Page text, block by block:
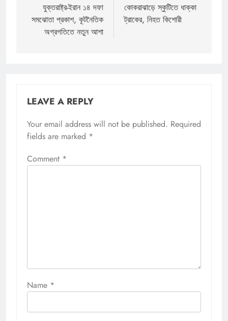
navigation
যুক্তরাষ্ট্র-ইরান ১৪ দফা
সমঝোতা প্রকাশ, কূটনৈতিক
অগ্রগতিতে নতুন আশা
কোকরাঝাড়ে স্কুটিতে ধাক্কা
ট্রাকের, নিহত কিশোরী
LEAVE A REPLY
Your email address will not be published. Required
fields are marked *
Comment *
Name *